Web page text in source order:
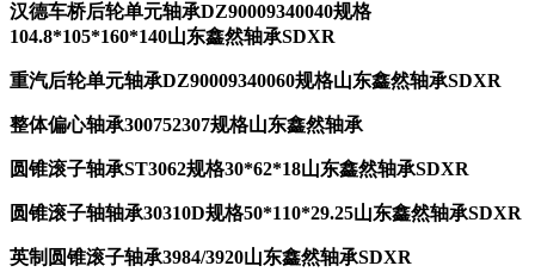
汉德车桥后轮单元轴承DZ90009340040规格
104.8*105*160*140山东鑫然轴承SDXR
重汽后轮单元轴承DZ90009340060规格山东鑫然轴承SDXR
整体偏心轴承300752307规格山东鑫然轴承
圆锥滚子轴承ST3062规格30*62*18山东鑫然轴承SDXR
圆锥滚子轴轴承30310D规格50*110*29.25山东鑫然轴承SDXR
英制圆锥滚子轴承3984/3920山东鑫然轴承SDXR